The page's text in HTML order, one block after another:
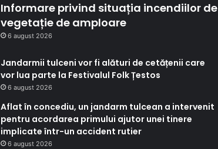
Informare privind situația incendiilor de
vegetație de amploare
6 august 2026
Jandarmii tulceni vor fi alături de cetățenii care
vor lua parte la Festivalul Folk Țestos
6 august 2026
Aflat în concediu, un jandarm tulcean a intervenit
pentru acordarea primului ajutor unei tinere
implicate într-un accident rutier
6 august 2026